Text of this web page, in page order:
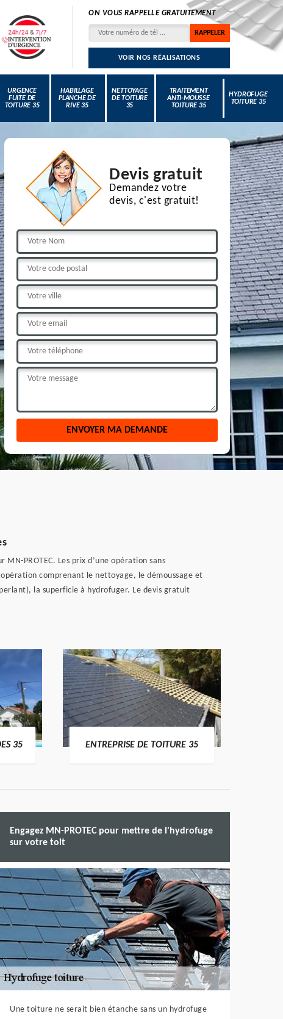
ON VOUS RAPPELLE GRATUITEMENT
VOIR NOS RÉALISATIONS
URGENCE
FUITE DE
TOITURE 35
HABILLAGE
PLANCHE DE
RIVE 35
NETTOYAGE
DE TOITURE
35
TRAITEMENT
ANTI-MOUSSE
TOITURE 35
HYDROFUGE
TOITURE 35
Devis gratuit
Demandez votre
devis, c'est gratuit!
PROTEC. Les prix d’une opération sans
comprenant le nettoyage, le démoussage et
la superficie à hydrofuger. Le devis gratuit
35 ENTREPRISE DE TOITURE 35
Engagez MN-PROTEC pour mettre de l'hydrofuge
sur votre toit
Une toiture ne serait bien étanche sans un hydrofuge